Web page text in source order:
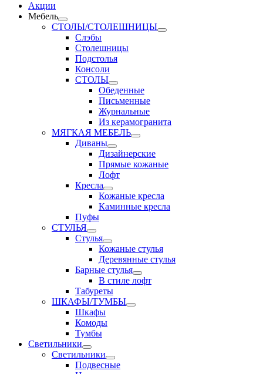
Акции
Мебель
СТОЛЫ/СТОЛЕШНИЦЫ
Слэбы
Столешницы
Подстолья
Консоли
СТОЛЫ
Обеденные
Письменные
Журнальные
Из керамогранита
МЯГКАЯ МЕБЕЛЬ
Диваны
Дизайнерские
Прямые кожаные
Лофт
Кресла
Кожаные кресла
Каминные кресла
Пуфы
СТУЛЬЯ
Стулья
Кожаные стулья
Деревянные стулья
Барные стулья
В стиле лофт
Табуреты
ШКАФЫ/ТУМБЫ
Шкафы
Комоды
Тумбы
Светильники
Светильники
Подвесные